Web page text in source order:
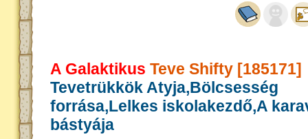
A Galaktikus Teve Shifty [185171]
Tevetrükkök Atyja,Bölcsesség
forrása,Lelkes iskolakezdő,A
bástyája